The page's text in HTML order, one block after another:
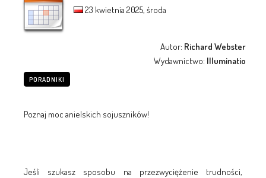
23 kwietnia 2025, środa
Autor: Richard Webster
Wydawnictwo: Illuminatio
PORADNIKI
Poznaj moc anielskich sojuszników!
Jeśli szukasz sposobu na przezwyciężenie trudności,